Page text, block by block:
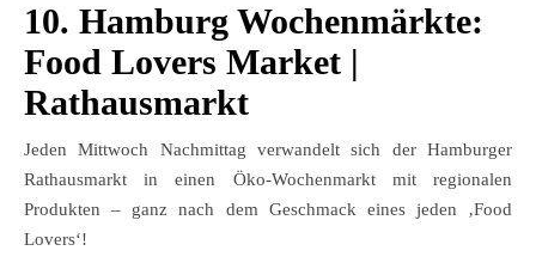
10. Hamburg Wochenmärkte:
Food Lovers Market |
Rathausmarkt
Jeden Mittwoch Nachmittag verwandelt sich der Hamburger
Rathausmarkt in einen Öko-Wochenmarkt mit regionalen
Produkten – ganz nach dem Geschmack eines jeden ‚Food
Lovers‘!